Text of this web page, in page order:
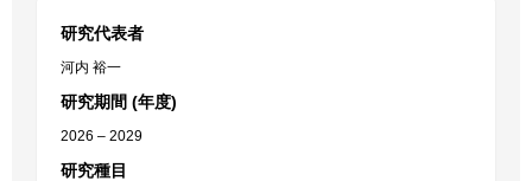
研究代表者
河内 裕一
研究期間 (年度)
2026 – 2029
研究種目